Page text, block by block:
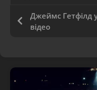
Джеймс Гетфілд
відео